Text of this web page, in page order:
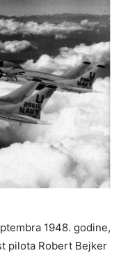
1948. godine,
pilota Robert Bejker